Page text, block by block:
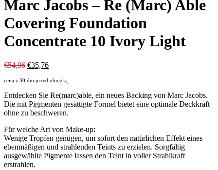
Marc Jacobs – Re (Marc) Able
Covering Foundation
Concentrate 10 Ivory Light
€54,96 Ursprünglicher
war:
€54,96
€35,76Aktueller
ist:
€35,76.
cena z 30 dni przed obniżką
Entdecken Sie Re(marc)able, ein neues Backing von Marc Jacobs.
Die mit Pigmenten gesättigte Formel bietet eine optimale Deckkraft
ohne zu beschweren.
Für welche Art von Make-up:
Wenige Tropfen genügen, um sofort den natürlichen Effekt eines
ebenmäßigen und strahlenden Teints zu erzielen. Sorgfältig
ausgewählte Pigmente lassen den Teint in voller Strahlkraft
erstrahlen.